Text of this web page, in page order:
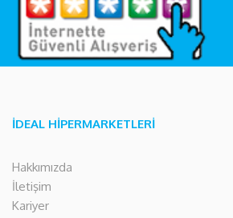
İDEAL HİPERMARKETLERİ
Hakkımızda
İletişim
Kariyer